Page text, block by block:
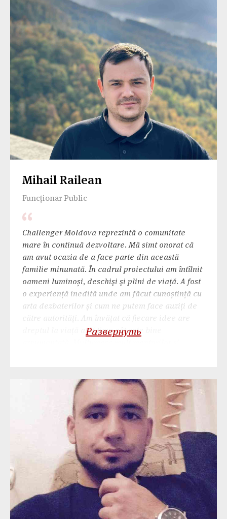
ipoteze și opinii împotriva faptelor. Acest program
mi-a influențat decisiv modul în care abordez
provocările de zi cu zi atât în viața profesională
cât și în cea personală.
Mihail Railean
Funcționar Public
Challenger Moldova reprezintă o comunitate
mare în continuă dezvoltare. Mă simt onorat că
am avut ocazia de a face parte din această
familie minunată. În cadrul proiectului am întîlnit
oameni luminoși, deschişi şi plini de viață. A fost
o experiență inedită unde am făcut cunoștință cu
arta dezbaterilor și cum ne putem face auziți de
către autorități. Am învățat că fiecare idee are
dreptul la viață atât timp cât este bine
că e: one of the best experience!!
Развернуть